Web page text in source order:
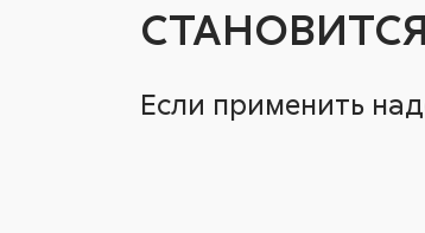
Если применить